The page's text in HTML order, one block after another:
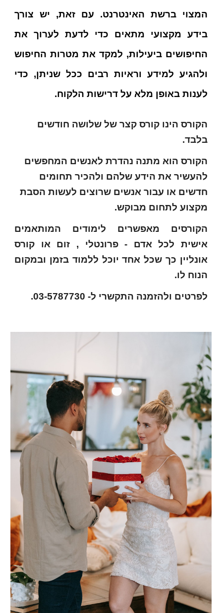
המצוי ברשת האינטרנט. עם זאת, יש צורך
בידע מקצועי מתאים כדי לדעת לערוך את
החיפושים ביעילות, למקד את מטרות החיפוש
ולהגיע למידע וראיות רבים ככל שניתן, כדי
לענות באופן מלא על דרישות הלקוח.
הקורס הינו קורס קצר של שלושה חודשים
בלבד.
הקורס הוא מתנה נהדרת לאנשים המחפשים
להעשיר את הידע שלהם ולהכיר תחומים
חדשים או עבור אנשים שרוצים לעשות הסבת
מקצוע לתחום מבוקש.
הקורסים מאפשרים לימודים המותאמים
אישית לכל אדם - פרונטלי , זום או קורס
אונליין כך שכל אחד יוכל ללמוד בזמן ובמקום
הנוח לו.
לפרטים ולהזמנה התקשרי ל- 03-5787730.